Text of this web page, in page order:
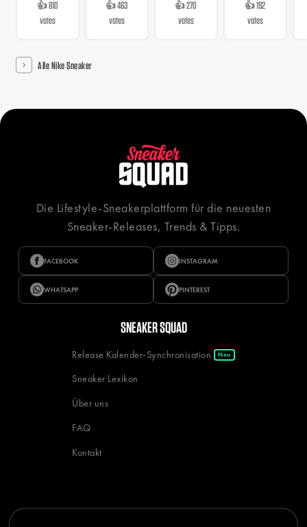
👍 810
votes
👍 463
votes
👍 270
votes
👍 192
votes
Alle Nike Sneaker
Die Lifestyle-Sneakerplattform für die neuesten
Sneaker-Releases, Trends & Tipps.
FACEBOOK INSTAGRAM
WHATSAPP PINTEREST
SNEAKER SQUAD
Release Kalender-Synchronisation Neu
Sneaker Lexikon
Über uns
FAQ
Kontakt